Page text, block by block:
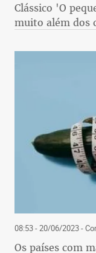
Clássico 'O
muito além dos
08:53 - 20/06/2023-
Os países com